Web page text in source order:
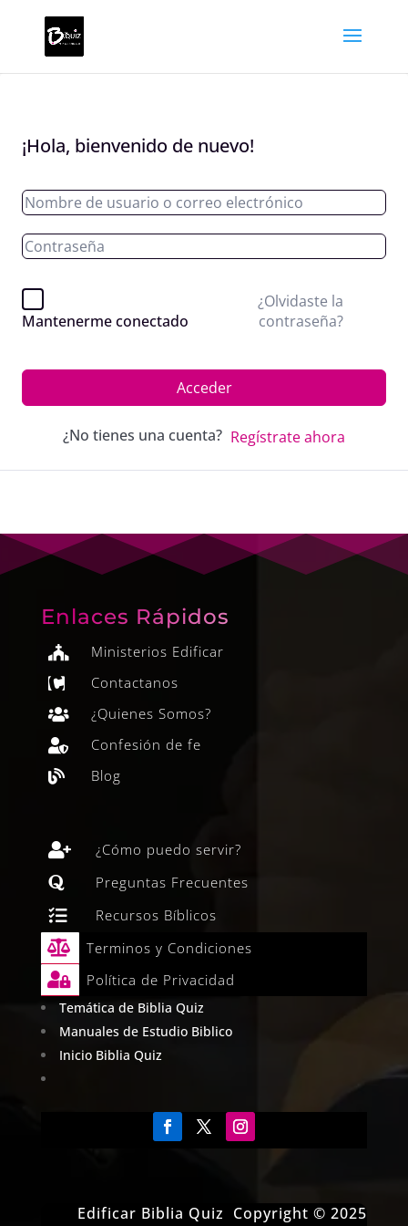
¡Hola, bienvenido de nuevo!
Mantenerme conectado
¿Olvidaste la
contraseña?
Acceder
¿No tienes una cuenta? Regístrate ahora
Enlaces Rápidos
 Ministerios Edificar
 Contactanos
 ¿Quienes Somos?
 Confesión de fe
 Blog
 ¿Cómo puedo servir?
 Preguntas Frecuentes
 Recursos Bíblicos
 Terminos y Condiciones
 Política de Privacidad
Temática de Biblia Quiz
Manuales de Estudio Biblico
Inicio Biblia Quiz
Edificar Biblia Quiz Copyright © 2025